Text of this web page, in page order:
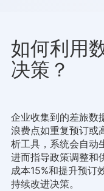
如何利用
决策？
企业收集到的差旅数
浪费点如重复预订或
析工具，系统会自动
进而指导政策调整和
成本15%和提升预订
持续改进决策。